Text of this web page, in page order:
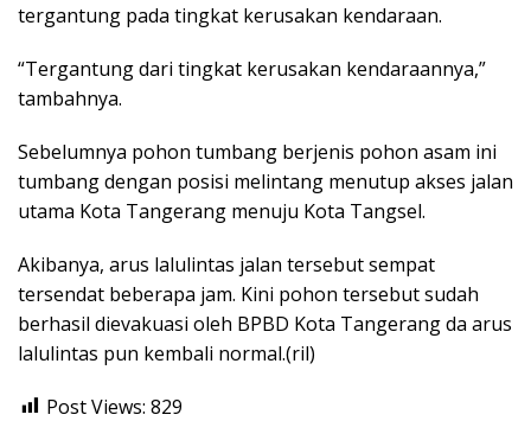
tergantung pada tingkat kerusakan kendaraan.
“Tergantung dari tingkat kerusakan kendaraannya,”
tambahnya.
Sebelumnya pohon tumbang berjenis pohon asam ini
tumbang dengan posisi melintang menutup akses jalan
utama Kota Tangerang menuju Kota Tangsel.
Akibanya, arus lalulintas jalan tersebut sempat
tersendat beberapa jam. Kini pohon tersebut sudah
berhasil dievakuasi oleh BPBD Kota Tangerang da arus
lalulintas pun kembali normal.(ril)
Post Views: 829